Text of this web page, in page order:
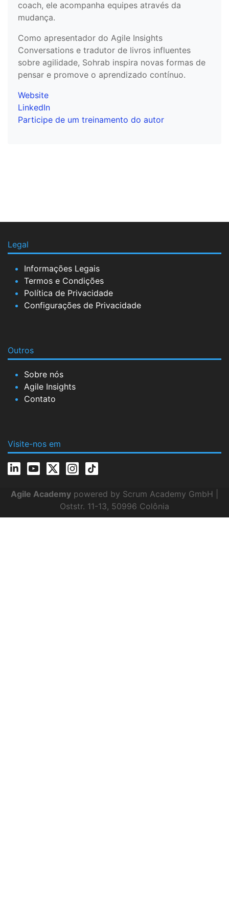
coach, ele acompanha equipes através da
mudança.
Como apresentador do Agile Insights
Conversations e tradutor de livros influentes
sobre agilidade, Sohrab inspira novas formas de
pensar e promove o aprendizado contínuo.
Website
LinkedIn
Participe de um treinamento do autor
Legal
Informações Legais
Termos e Condições
Política de Privacidade
Configurações de Privacidade
Outros
Sobre nós
Agile Insights
Contato
Visite-nos em
Agile Academy powered by Scrum Academy GmbH |
Oststr. 11-13, 50996 Colônia